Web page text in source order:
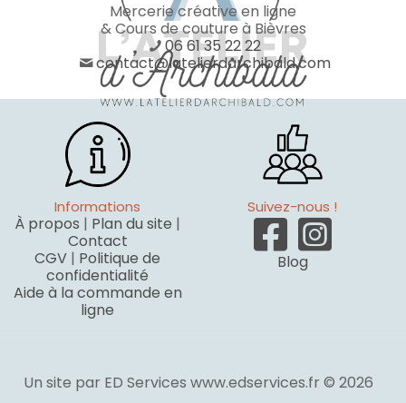
Mercerie créative en ligne
& Cours de couture à Bièvres
06 61 35 22 22
contact@latelierdarchibald.com
Informations
À propos | Plan du site |
Contact
CGV | Politique de
confidentialité
Aide à la commande en
ligne
Suivez-nous !
Blog
Un site par ED Services www.edservices.fr © 2026